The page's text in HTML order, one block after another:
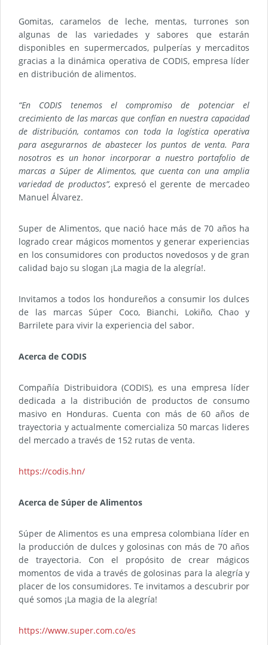
Gomitas, caramelos de leche, mentas, turrones son
algunas de las variedades y sabores que estarán
disponibles en supermercados, pulperías y mercaditos
gracias a la dinámica operativa de CODIS, empresa líder
en distribución de alimentos.
“En CODIS tenemos el compromiso de potenciar el
crecimiento de las marcas que confían en nuestra capacidad
de distribución, contamos con toda la logística operativa
para asegurarnos de abastecer los puntos de venta. Para
nosotros es un honor incorporar a nuestro portafolio de
marcas a Súper de Alimentos, que cuenta con una amplia
variedad de productos”, expresó el gerente de mercadeo
Manuel Álvarez.
Super de Alimentos, que nació hace más de 70 años ha
logrado crear mágicos momentos y generar experiencias
en los consumidores con productos novedosos y de gran
calidad bajo su slogan ¡La magia de la alegría!.
Invitamos a todos los hondureños a consumir los dulces
de las marcas Súper Coco, Bianchi, Lokiño, Chao y
Barrilete para vivir la experiencia del sabor.
Acerca de CODIS
Compañía Distribuidora (CODIS), es una empresa líder
dedicada a la distribución de productos de consumo
masivo en Honduras. Cuenta con más de 60 años de
trayectoria y actualmente comercializa 50 marcas lideres
del mercado a través de 152 rutas de venta.
https://codis.hn/
Acerca de Súper de Alimentos
Súper de Alimentos es una empresa colombiana líder en
la producción de dulces y golosinas con más de 70 años
de trayectoria. Con el propósito de crear mágicos
momentos de vida a través de golosinas para la alegría y
placer de los consumidores. Te invitamos a descubrir por
qué somos ¡La magia de la alegría!
https://www.super.com.co/es